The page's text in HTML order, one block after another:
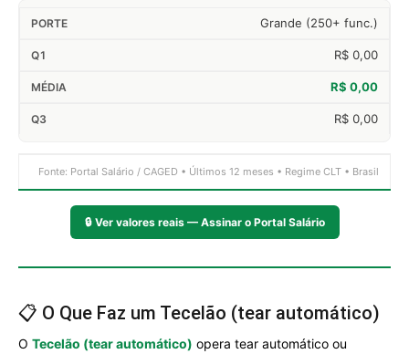
Grande (250+ func.)
R$ 0,00
R$ 0,00
R$ 0,00
Fonte: Portal Salário / CAGED • Últimos 12 meses • Regime CLT • Brasil
🔒 Ver valores reais — Assinar o Portal Salário
📋 O Que Faz um Tecelão (tear automático)
O Tecelão (tear automático) opera tear automático ou